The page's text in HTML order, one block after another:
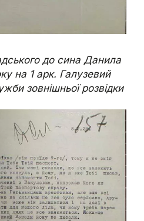
до сина Данила
на 1 арк. Галузевий
зовнішньої розвідки